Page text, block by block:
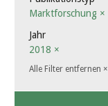
Marktforschung ×
Jahr
2018 ×
Alle Filter entfernen ×